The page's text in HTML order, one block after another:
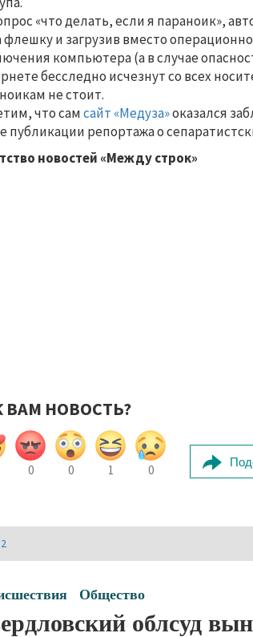
«что делать, если я параноик»,
флешку и загрузив вместо
компьютера (а в случае
бесследно исчезнут со всех
не стоит.
что самсайт «Медуза»оказался
публикации репортажа о
новостей «Между строк»
ВАМ НОВОСТЬ?
0 0 1 0
Общество
облсуд